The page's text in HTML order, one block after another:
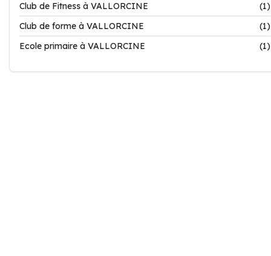
Club de Fitness à VALLORCINE
(1)
Club de forme à VALLORCINE
(1)
Ecole primaire à VALLORCINE
(1)